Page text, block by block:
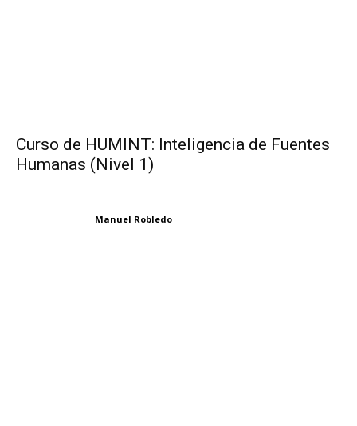
Curso de HUMINT: Inteligencia de Fuentes
Humanas (Nivel 1)
Manuel Robledo